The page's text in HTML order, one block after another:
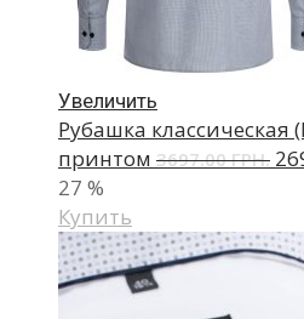
Увеличить
Рубашка классическая
принтом 3697.00 ГРН.
27 %
Купить